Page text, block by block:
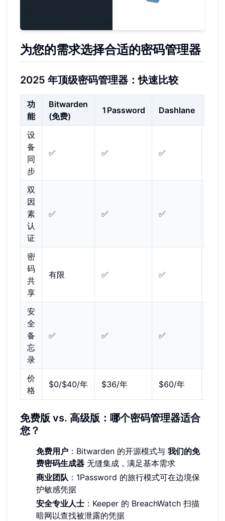
为您的需求选择合适的密码管理器
2025 年顶级密码管理器：快速比较
功
能
Bitwarden
(免费)
1Password Dashlane
设
备
同
步
✅ ✅ ✅
双
因
素
认
证
✅ ✅ ✅
密
码
共
享
有限 ✅ ✅
安
全
备
忘
录
✅ ✅ ✅
价
格
$0/$40/年 $36/年 $60/年
免费版 vs. 高级版：哪个密码管理器适合
您？
免费用户 ：Bitwarden 的开源模式与 我们的免
费密码生成器 无缝集成，满足基本需求
商业团队 ：1Password 的旅行模式可在边境保
护敏感凭据
安全专业人士 ：Keeper 的 BreachWatch 扫描
暗网以查找被泄露的凭据